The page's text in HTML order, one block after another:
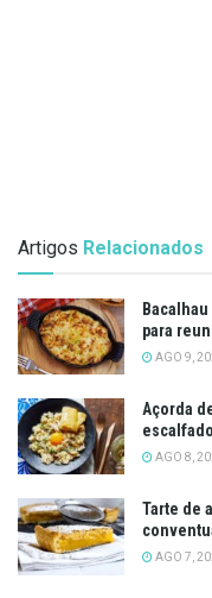
Artigos Relacionados
para
AGO 9,
Açorda
AGO 8,
Tarte de
AGO 7,